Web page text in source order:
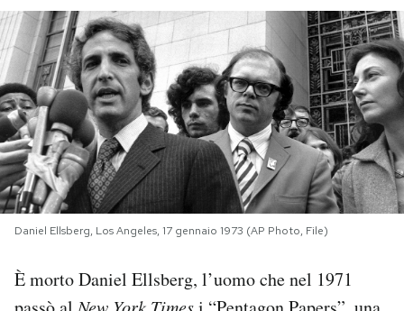
Sport
Mondiali calcio 2026
PODCAST
NEWSLETTER
I MIEI PREFERITI
Daniel Ellsberg, Los Angeles, 17 gennaio 1973 (AP Photo, File)
È morto Daniel Ellsberg, l’uomo che nel 1971